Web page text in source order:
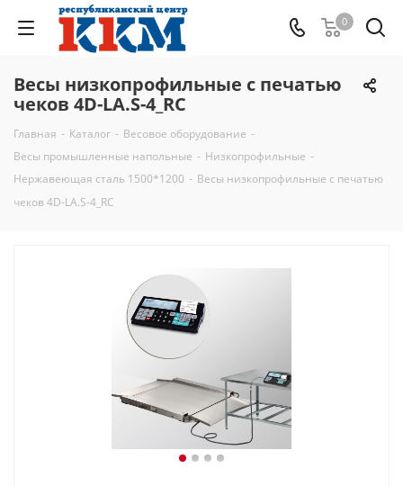
0
Весы низкопрофильные с печатью
чеков 4D-LA.S-4_RC
Главная - Каталог - Весовое оборудование -
Весы промышленные напольные - Низкопрофильные -
Нержавеющая сталь 1500*1200 - Весы низкопрофильные с печатью
чеков 4D-LA.S-4_RC